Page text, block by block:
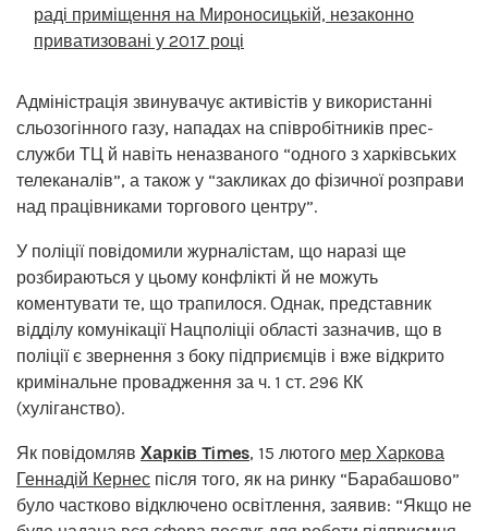
раді приміщення на Мироносицькій, незаконно
приватизовані у 2017 році
Адміністрація звинувачує активістів у використанні
сльозогінного газу, нападах на співробітників прес-
служби ТЦ й навіть неназваного “одного з харківських
телеканалів”, а також у “закликах до фізичної розправи
над працівниками торгового центру”.
У поліції повідомили журналістам, що наразі ще
розбираються у цьому конфлікті й не можуть
коментувати те, що трапилося. Однак, представник
відділу комунікації Нацполіціі області зазначив, що в
поліції є звернення з боку підприємців і вже відкрито
кримінальне провадження за ч. 1 ст. 296 КК
(хуліганство).
Як повідомляв Харків Times, 15 лютого мер Харкова
Геннадій Кернес після того, як на ринку “Барабашово”
було частково відключено освітлення, заявив: “Якщо не